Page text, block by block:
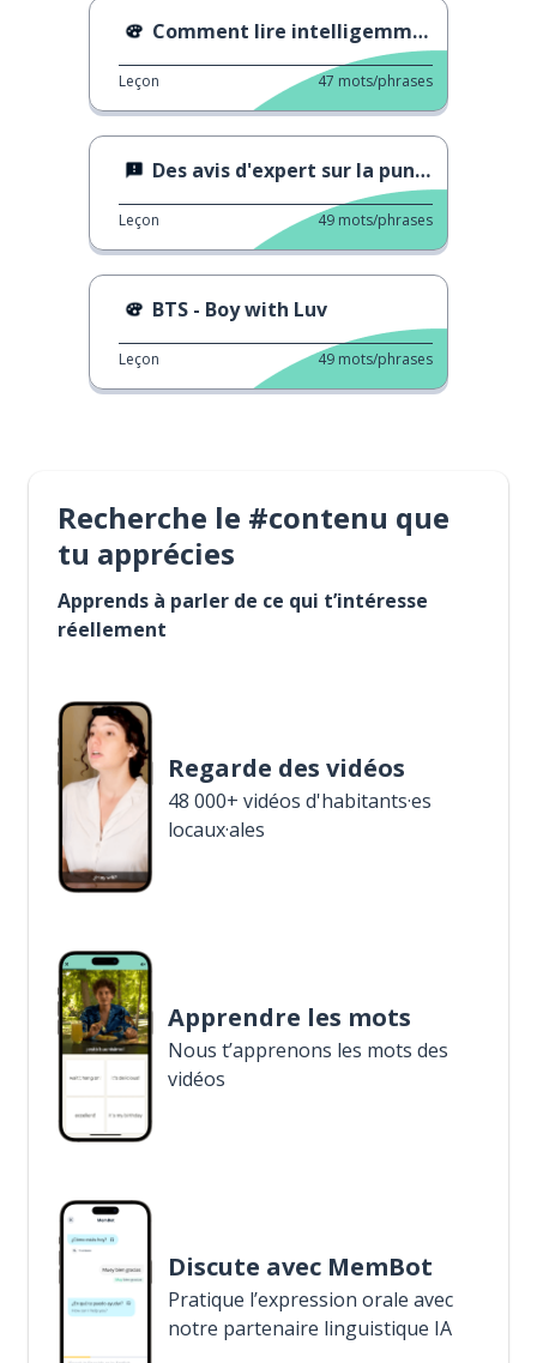
Comment lire intelligemment
Leçon 47 mots/phrases
Des avis d'expert sur la punition
Leçon 49 mots/phrases
BTS - Boy with Luv
Leçon 49 mots/phrases
Recherche le #contenu que
tu apprécies
Apprends à parler de ce qui t’intéresse
réellement
Regarde des vidéos
48 000+ vidéos d'habitants·es
locaux·ales
Apprendre les mots
Nous t’apprenons les mots des
vidéos
Discute avec MemBot
Pratique l’expression orale avec
notre partenaire linguistique IA